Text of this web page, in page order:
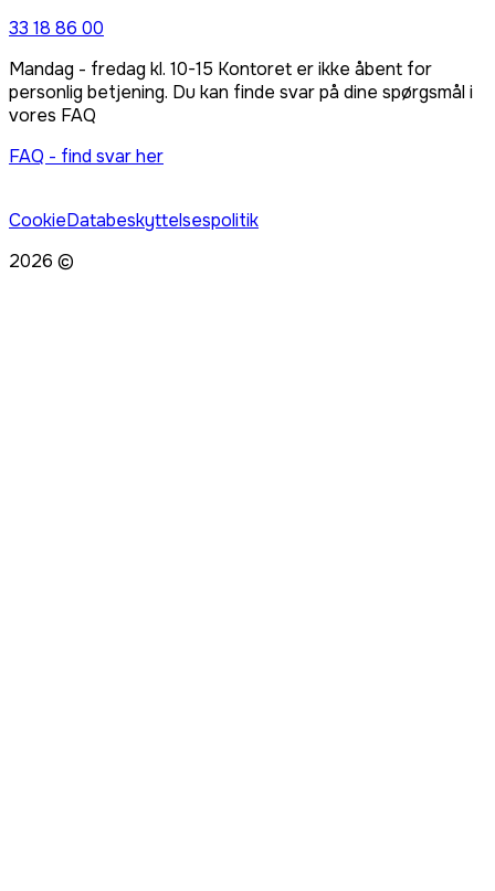
33 18 86 00
Mandag - fredag kl. 10-15 Kontoret er ikke åbent for
personlig betjening. Du kan finde svar på dine spørgsmål i
vores FAQ
FAQ - find svar her
CookieDatabeskyttelsespolitik
2026 ©